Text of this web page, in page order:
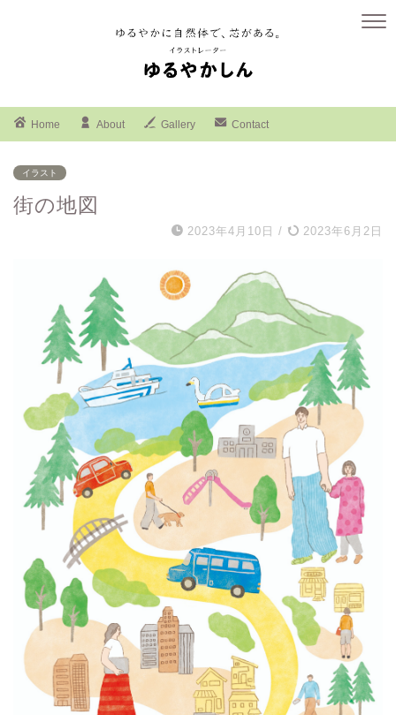
Home About Gallery Contact
イラスト
街の地図
2023年4月10日 / 2023年6月2日